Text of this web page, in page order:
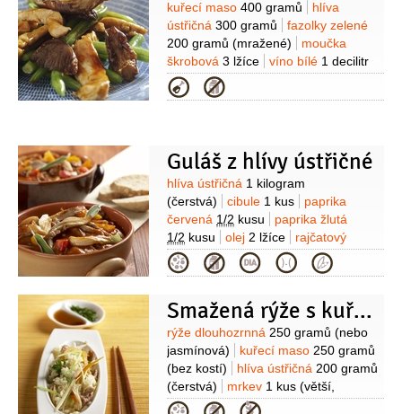
Suroviny
kuřecí maso 400 gramů
hlíva
ústřičná 300 gramů
fazolky zelené
200 gramů (mražené)
moučka
škrobová 3 lžíce víno bílé 1 decilitr
(dá se nahradit vývarem)
2 lžíce
česnek2 stroužky
skořice
Kategorie
Guláš z hlívy ústřičné
Suroviny
hlíva ústřičná 1 kilogram
(čerstvá)
cibule 1 kus
paprika
červená 1/2 kusu
paprika žlutá
1/2 kusu olej 2 lžíce
rajčatový
protlak1 lžíce
mouka pšeničná
hladká1 lžíce
česnek
Kategorie
Smažená rýže s kuřecím masem
Suroviny
rýže dlouhozrnná 250 gramů (nebo
jasmínová)
kuřecí maso 250 gramů
(bez kostí)
hlíva ústřičná 200 gramů
(čerstvá)
mrkev 1 kus (větší,
oloupaná)
pórek